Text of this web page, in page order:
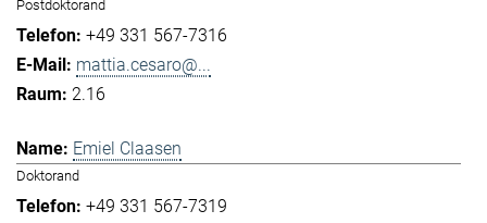
Postdoktorand
+49 331 567-7316
mattia.cesaro@...
2.16
Emiel Claasen
Doktorand
+49 331 567-7319